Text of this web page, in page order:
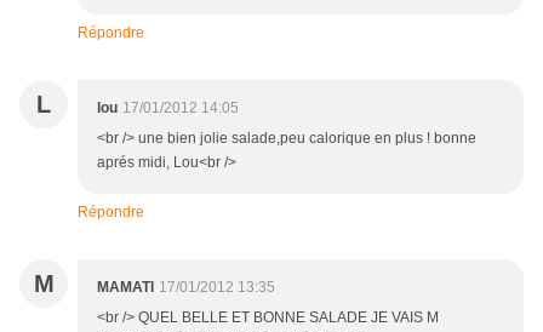
Répondre
L lou 17/01/2012 14:05
<br /> une bien jolie salade,peu calorique en plus ! bonne
aprés midi, Lou<br />
Répondre
M MAMATI 17/01/2012 13:35
<br /> QUEL BELLE ET BONNE SALADE JE VAIS M